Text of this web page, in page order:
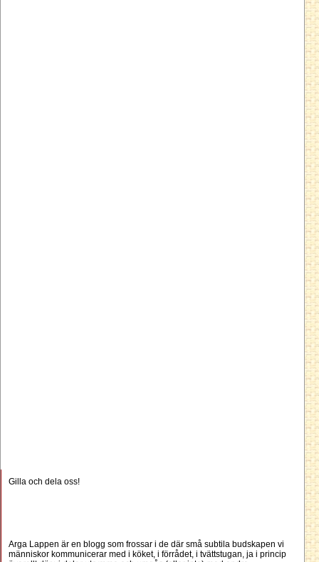
Gilla och dela oss!
Arga Lappen är en blogg som frossar i de där små subtila budskapen vi
människor kommunicerar med i köket, i förrådet, i tvättstugan, ja i princip